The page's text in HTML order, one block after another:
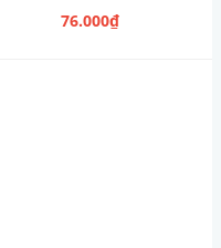
nhỏ 120g (14 Thanh, Vị Truyền
Thống)
76.000₫